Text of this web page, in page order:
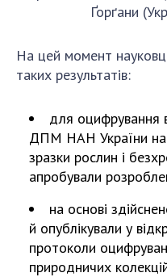
Ґорґани
На цей момент
таких результатів:
для оцифрування
ДПМ НАН України
зразки рослин і
апробували
на основі
й опублікували у
протоколи
природничих